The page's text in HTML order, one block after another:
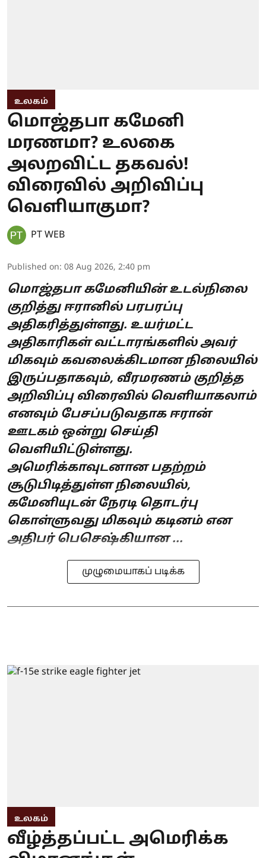
உலகம்
மொஜ்தபா கமேனி
மரணமா? உலகை
அலறவிட்ட தகவல்!
விரைவில் அறிவிப்பு
வெளியாகுமா?
PT WEB
Published on: 08 Aug 2026, 2:40 pm
மொஜ்தபா கமேனியின் உடல்நிலை
குறித்து ஈரானில் பரபரப்பு
அதிகரித்துள்ளது. உயர்மட்ட
அதிகாரிகள் வட்டாரங்களில் அவர்
மிகவும் கவலைக்கிடமான நிலையில்
இருப்பதாகவும், வீரமரணம் குறித்த
அறிவிப்பு விரைவில் வெளியாகலாம்
எனவும் பேசப்படுவதாக ஈரான்
ஊடகம் ஒன்று செய்தி
வெளியிட்டுள்ளது.
அமெரிக்காவுடனான பதற்றம்
சூடுபிடித்துள்ள நிலையில்,
கமேனியுடன் நேரடி தொடர்பு
கொள்ளுவது மிகவும் கடினம் என
அதிபர் பெசெஷ்கியான ...
முழுமையாகப் படிக்க
உலகம்
வீழ்த்தப்பட்ட அமெரிக்க